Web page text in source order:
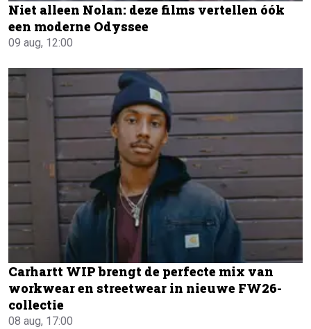
Niet alleen Nolan: deze films vertellen óók
een moderne Odyssee
09 aug, 12:00
Carhartt WIP brengt de perfecte mix van
workwear en streetwear in nieuwe FW26-
collectie
08 aug, 17:00